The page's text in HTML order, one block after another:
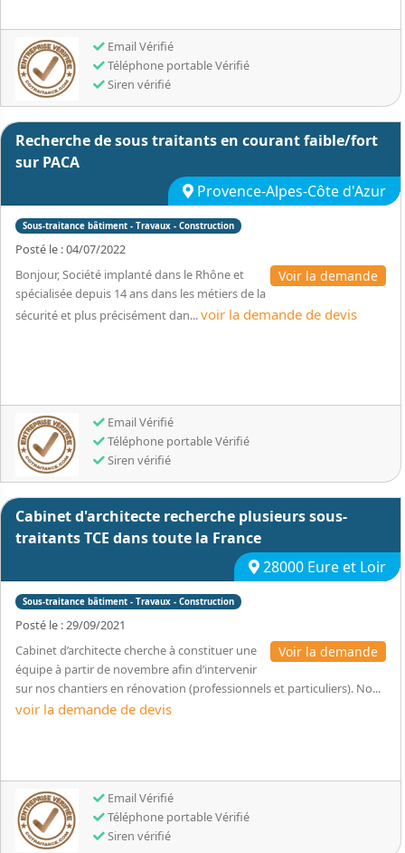
Email Vérifié
Téléphone portable Vérifié
Siren vérifié
Recherche de sous traitants en courant faible/fort
sur PACA
Provence-Alpes-Côte d'Azur
Sous-traitance bâtiment - Travaux - Construction
Posté le : 04/07/2022
Voir la demande
Bonjour, Société implanté dans le Rhône et
spécialisée depuis 14 ans dans les métiers de la
sécurité et plus précisément dan...voir la demande de devis
Email Vérifié
Téléphone portable Vérifié
Siren vérifié
Cabinet d'architecte recherche plusieurs sous-
traitants TCE dans toute la France
28000 Eure et Loir
Sous-traitance bâtiment - Travaux - Construction
Posté le : 29/09/2021
Voir la demande
Cabinet d’architecte cherche à constituer une
équipe à partir de novembre afin d’intervenir
sur nos chantiers en rénovation (professionnels et particuliers). No...
voir la demande de devis
Email Vérifié
Téléphone portable Vérifié
Siren vérifié